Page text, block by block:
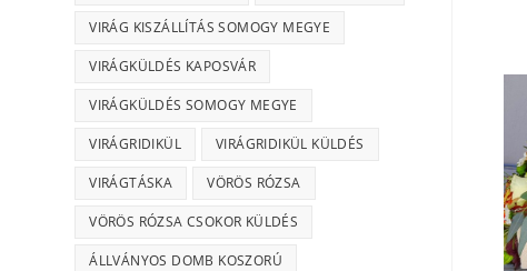
VIRÁG KISZÁLLÍTÁS SOMOGY MEGYE
VIRÁGKÜLDÉS KAPOSVÁR
VIRÁGKÜLDÉS SOMOGY MEGYE
VIRÁGRIDIKÜL VIRÁGRIDIKÜL KÜLDÉS
VIRÁGTÁSKA VÖRÖS RÓZSA
VÖRÖS RÓZSA CSOKOR KÜLDÉS
ÁLLVÁNYOS DOMB KOSZORÚ